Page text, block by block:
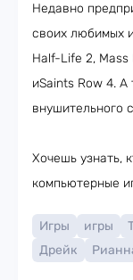
Недавно
своих любимых
Half-Life 2, Mass
иSaints Row 4. А
внушительного
Хочешь узнать,
компьютерные
Игры игры
Дрейк